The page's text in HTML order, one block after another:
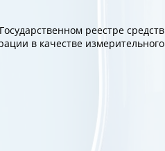
реестре средств
в качестве измерительного